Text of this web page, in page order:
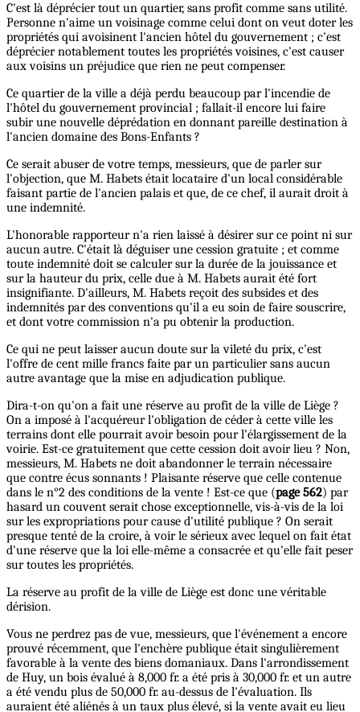
C'est là déprécier tout un quartier, sans profit comme sans utilité.
Personne n'aime un voisinage comme celui dont on veut doter les
propriétés qui avoisinent l'ancien hôtel du gouvernement ; c'est
déprécier notablement toutes les propriétés voisines, c'est causer
aux voisins un préjudice que rien ne peut compenser.
Ce quartier de la ville a déjà perdu beaucoup par l'incendie de
l'hôtel du gouvernement provincial ; fallait-il encore lui faire
subir une nouvelle déprédation en donnant pareille destination à
l'ancien domaine des Bons-Enfants ?
Ce serait abuser de votre temps, messieurs, que de parler sur
l'objection, que M. Habets était locataire d'un local considérable
faisant partie de l'ancien palais et que, de ce chef, il aurait droit à
une indemnité.
L'honorable rapporteur n'a rien laissé à désirer sur ce point ni sur
aucun autre. C'était là déguiser une cession gratuite ; et comme
toute indemnité doit se calculer sur la durée de la jouissance et
sur la hauteur du prix, celle due à M. Habets aurait été fort
insignifiante. D'ailleurs, M. Habets reçoit des subsides et des
indemnités par des conventions qu'il a eu soin de faire souscrire,
et dont votre commission n'a pu obtenir la production.
Ce qui ne peut laisser aucun doute sur la vileté du prix, c'est
l'offre de cent mille francs faite par un particulier sans aucun
autre avantage que la mise en adjudication publique.
Dira-t-on qu'on a fait une réserve au profit de la ville de Liège ?
On a imposé à l'acquéreur l'obligation de céder à cette ville les
terrains dont elle pourrait avoir besoin pour l'élargissement de la
voirie. Est-ce gratuitement que cette cession doit avoir lieu ? Non,
messieurs, M. Habets ne doit abandonner le terrain nécessaire
que contre écus sonnants ! Plaisante réserve que celle contenue
dans le n°2 des conditions de la vente ! Est-ce que (page 562) par
hasard un couvent serait chose exceptionnelle, vis-à-vis de la loi
sur les expropriations pour cause d'utilité publique ? On serait
presque tenté de la croire, à voir le sérieux avec lequel on fait état
d'une réserve que la loi elle-même a consacrée et qu'elle fait peser
sur toutes les propriétés.
La réserve au profit de la ville de Liège est donc une véritable
dérision.
Vous ne perdrez pas de vue, messieurs, que l'événement a encore
prouvé récemment, que l'enchère publique était singulièrement
favorable à la vente des biens domaniaux. Dans l'arrondissement
de Huy, un bois évalué à 8,000 fr. a été pris à 30,000 fr. et un autre
a été vendu plus de 50,000 fr. au-dessus de l'évaluation. Ils
auraient été aliénés à un taux plus élevé, si la vente avait eu lieu